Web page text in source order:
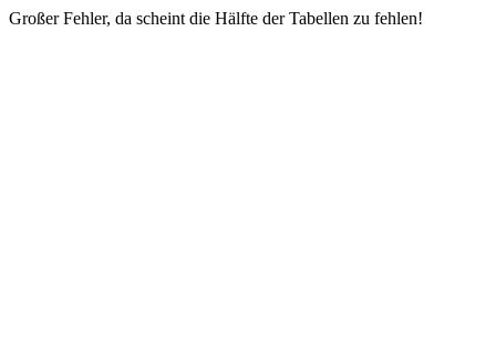
Großer Fehler, da scheint die Hälfte der Tabellen zu fehlen!